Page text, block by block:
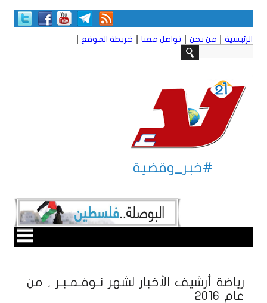
الرئيسية من نحن تواصل معنا خريطة الموقع
#خبر_وقضية
رياضة أرشيف الأخبار لشهر نـوفـمـبـر , من
عام 2016